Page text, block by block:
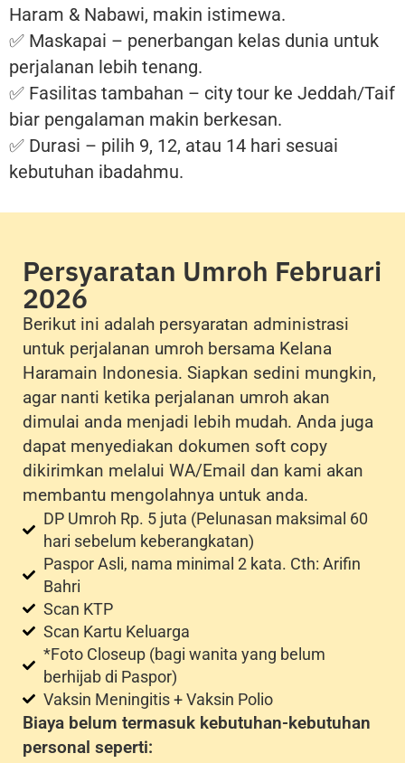
Haram & Nabawi, makin istimewa.
✅ Maskapai – penerbangan kelas dunia untuk
perjalanan lebih tenang.
✅ Fasilitas tambahan – city tour ke Jeddah/Taif
biar pengalaman makin berkesan.
✅ Durasi – pilih 9, 12, atau 14 hari sesuai
kebutuhan ibadahmu.
Persyaratan Umroh Februari
2026
Berikut ini adalah persyaratan administrasi
untuk perjalanan umroh bersama Kelana
Haramain Indonesia. Siapkan sedini mungkin,
agar nanti ketika perjalanan umroh akan
dimulai anda menjadi lebih mudah. Anda juga
dapat menyediakan dokumen soft copy
dikirimkan melalui WA/Email dan kami akan
membantu mengolahnya untuk anda.
DP Umroh Rp. 5 juta (Pelunasan maksimal 60
hari sebelum keberangkatan)
Paspor Asli, nama minimal 2 kata. Cth: Arifin
Bahri
Scan KTP
Scan Kartu Keluarga
*Foto Closeup (bagi wanita yang belum
berhijab di Paspor)
Vaksin Meningitis + Vaksin Polio
Biaya belum termasuk kebutuhan-kebutuhan
personal seperti: